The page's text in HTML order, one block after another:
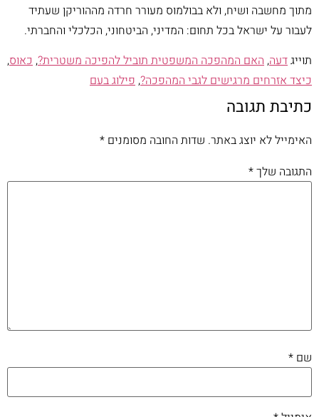
מתוך מחשבה ושיח, ולא בבולמוס מעורר חרדה מההוריקן שעתיד
לעבור על ישראל בכל תחום: המדיני, הביטחוני, הכלכלי והחברתי.
תוייגדעה,האם המהפכה המשפטית תוביל להפיכה משטרית?,כאוס,
כיצד אזרחים מרגישים לגבי המהפכה?,פילוג בעם
כתיבת תגובה
האימייל לא יוצג באתר. שדות החובה מסומנים *
התגובה שלך*
שם *